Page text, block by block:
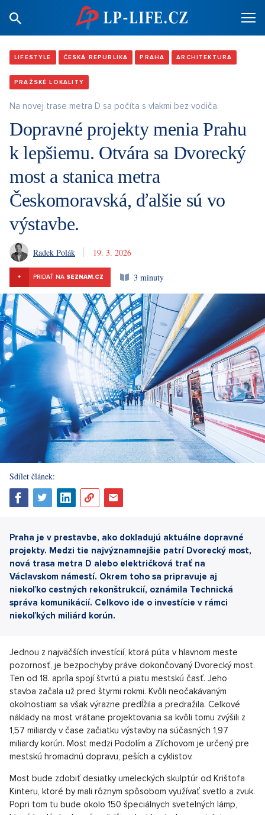
LIFESTYLE ČESKÁ REPUBLIKA PRAHA ARCHITEKTURA
PRAŽSKÉ LOKALITY
Na novej trase metra D sa počíta s vlakmi bez vodiča.
Dopravné projekty menia Prahu
k lepšiemu. Otvára sa Dvorecký
most a stanica metra
Českomoravská, ďalšie sú vo
výstavbe.
Radek Polák 19. 3. 2026
+ PRIDAŤ NA SEZNAM.CZ 3 minuty
Sdílet článek:
Praha je v prestavbe, ako dokladujú aktuálne dopravné
projekty. Medzi tie najvýznamnejšie patrí Dvorecký most,
nová trasa metra D alebo električková trať na
Václavskom námestí. Okrem toho sa pripravuje aj
niekoľko cestných rekonštrukcií, oznámila Technická
správa komunikácií. Celkovo ide o investície v rámci
niekoľkých miliárd korún.
Jednou z najväčších investícií, ktorá púta v hlavnom meste
pozornosť, je bezpochyby práve dokončovaný Dvorecký most.
Ten od 18. apríla spojí štvrtú a piatu mestskú časť. Jeho
stavba začala už pred štyrmi rokmi. Kvôli neočakávaným
okolnostiam sa však výrazne predĺžila a predražila. Celkové
náklady na most vrátane projektovania sa kvôli tomu zvýšili z
1,57 miliardy v čase začiatku výstavby na súčasných 1,97
miliardy korún. Most medzi Podolím a Zlíchovom je určený pre
mestskú hromadnú dopravu, peších a cyklistov.
Most bude zdobiť desiatky umeleckých skulptúr od Krištofa
Kinteru, ktoré by mali rôznym spôsobom využívať svetlo a zvuk.
Popri tom tu bude okolo 150 špeciálnych svetelných lámp,